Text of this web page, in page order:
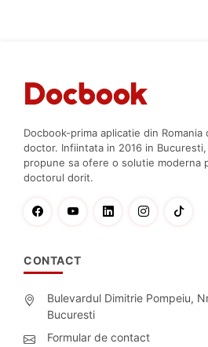
Docbook-prima aplicatie din
doctor. Infiintata in 2016 in Bucuresti,
propune sa ofere o solutie moderna
doctorul dorit.
CONTACT
Bulevardul Dimitrie Pompeiu,
Bucuresti
Formular de contact